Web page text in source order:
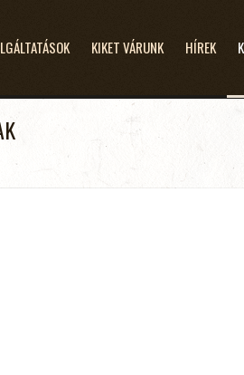
KIKET VÁRUNK HÍREK